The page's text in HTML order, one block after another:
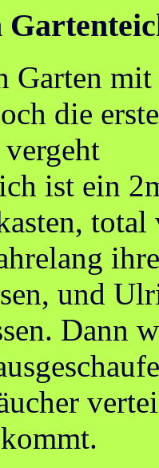
Garten mit
die erste
ist ein
und
Dann